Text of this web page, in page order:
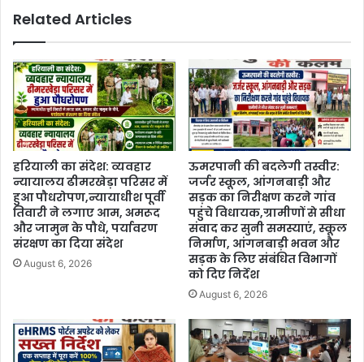
Related Articles
हरियाली का संदेश: व्यवहार
न्यायालय ढीमरखेड़ा परिसर में
हुआ पौधरोपण,न्यायाधीश पूर्वी
तिवारी ने लगाए आम, अमरूद
और जामुन के पौधे, पर्यावरण
संरक्षण का दिया संदेश
August 6, 2026
ऊमरपानी की बदलेगी तस्वीर:
जर्जर स्कूल, आंगनबाड़ी और
सड़क का निरीक्षण करने गांव
पहुंचे विधायक,ग्रामीणों से सीधा
संवाद कर सुनी समस्याएं, स्कूल
निर्माण, आंगनबाड़ी भवन और
सड़क के लिए संबंधित विभागों
को दिए निर्देश
August 6, 2026